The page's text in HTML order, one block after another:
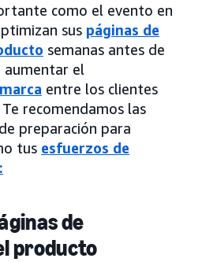
como el evento en
sus páginas de
semanas antes de
aumentar el
entre los clientes
recomendamos las
preparación para
tus esfuerzos de
de
producto